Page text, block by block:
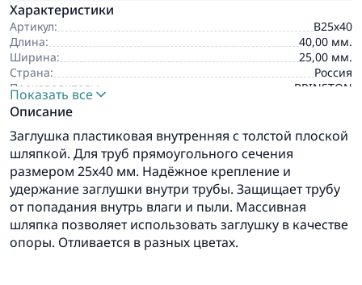
Характеристики
Артикул:
В25х40
Длина:
40,00 мм.
Ширина:
25,00 мм.
Страна:
Россия
Производитель:
BRINSTON
Показать все
Описание
Заглушка пластиковая внутренняя с толстой плоской
шляпкой. Для труб прямоугольного сечения
размером 25х40 мм. Надёжное крепление и
удержание заглушки внутри трубы. Защищает трубу
от попадания внутрь влаги и пыли. Массивная
шляпка позволяет использовать заглушку в качестве
опоры. Отливается в разных цветах.